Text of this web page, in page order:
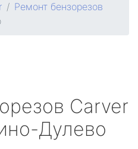
Ремонт бензорезов
Carver
Дулево